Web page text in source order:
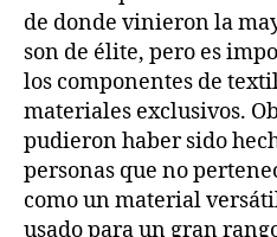
de donde vinieron la
son de élite, pero es
los componentes de
materiales exclusivos.
pudieron haber sido
personas que no
como un material
usado para un gran